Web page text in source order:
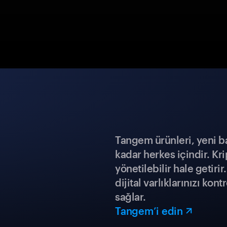
Tangem ürünleri, yeni
kadar herkes içindir.
yönetilebilir hale
dijital varlıklarınızı
sağlar.
Tangem’i edin